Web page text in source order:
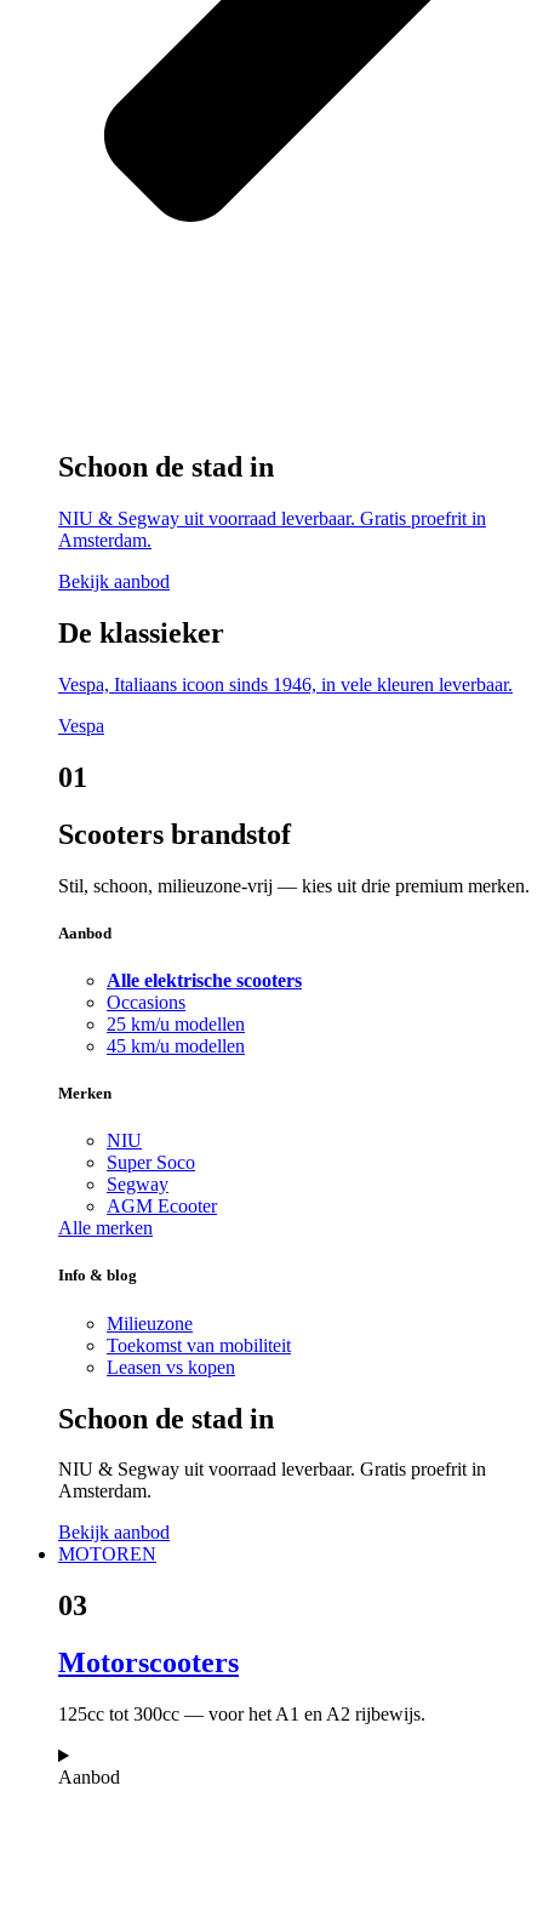
Schoon de stad in
NIU & Segway uit voorraad leverbaar. Gratis proefrit in
Amsterdam.
Bekijk aanbod
De klassieker
Vespa, Italiaans icoon sinds 1946, in vele kleuren leverbaar.
Vespa
01
Scooters brandstof
Stil, schoon, milieuzone-vrij — kies uit drie premium merken.
Aanbod
Alle elektrische scooters
Occasions
25 km/u modellen
45 km/u modellen
Merken
NIU
Super Soco
Segway
AGM Ecooter
Alle merken
Info & blog
Milieuzone
Toekomst van mobiliteit
Leasen vs kopen
Schoon de stad in
NIU & Segway uit voorraad leverbaar. Gratis proefrit in
Amsterdam.
Bekijk aanbod
MOTOREN
03
Motorscooters
125cc tot 300cc — voor het A1 en A2 rijbewijs.
Aanbod